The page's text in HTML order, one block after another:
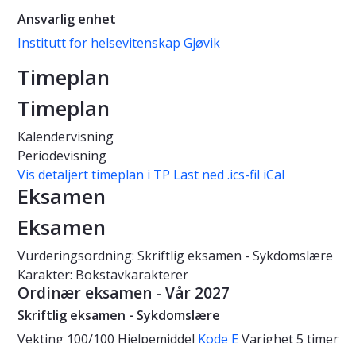
Ansvarlig enhet
Institutt for helsevitenskap Gjøvik
Timeplan
Timeplan
Kalendervisning
Periodevisning
Vis detaljert timeplan i TP Last ned .ics-fil iCal
Eksamen
Eksamen
Vurderingsordning: Skriftlig eksamen - Sykdomslære
Karakter: Bokstavkarakterer
Ordinær eksamen - Vår 2027
Skriftlig eksamen - Sykdomslære
Vekting 100/100 Hjelpemiddel Kode EVarighet5 timer